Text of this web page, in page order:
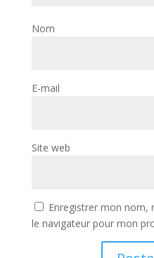
Nom
E-mail
Site web
Enregistrer mon nom,
le navigateur pour mon